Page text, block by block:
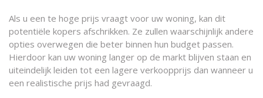
Als u een te hoge prijs vraagt voor uw woning, kan dit
potentiële kopers afschrikken. Ze zullen waarschijnlijk andere
opties overwegen die beter binnen hun budget passen.
Hierdoor kan uw woning langer op de markt blijven staan en
uiteindelijk leiden tot een lagere verkoopprijs dan wanneer u
een realistische prijs had gevraagd.